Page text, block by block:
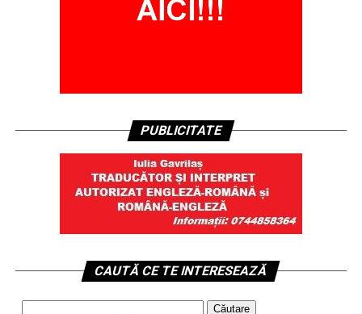
PUBLICITATE
CAUTĂ CE TE INTERESEAZĂ